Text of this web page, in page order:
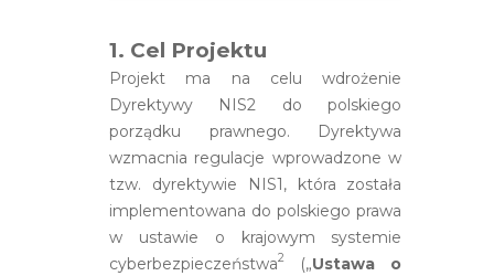
1. Cel Projektu
Projekt ma na celu wdrożenie
Dyrektywy NIS2 do polskiego
porządku prawnego. Dyrektywa
wzmacnia regulacje wprowadzone w
tzw. dyrektywie NIS1, która została
implementowana do polskiego prawa
w ustawie o krajowym systemie
cyberbezpieczeństwa2 („Ustawa o